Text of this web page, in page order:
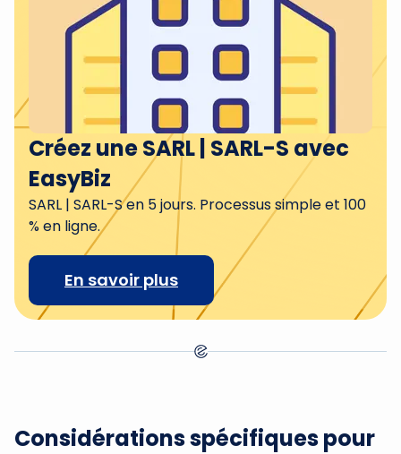
Créez une SARL | SARL-S avec
EasyBiz
SARL | SARL-S en 5 jours. Processus simple et 100
% en ligne.
En savoir plus
Considérations spécifiques pour